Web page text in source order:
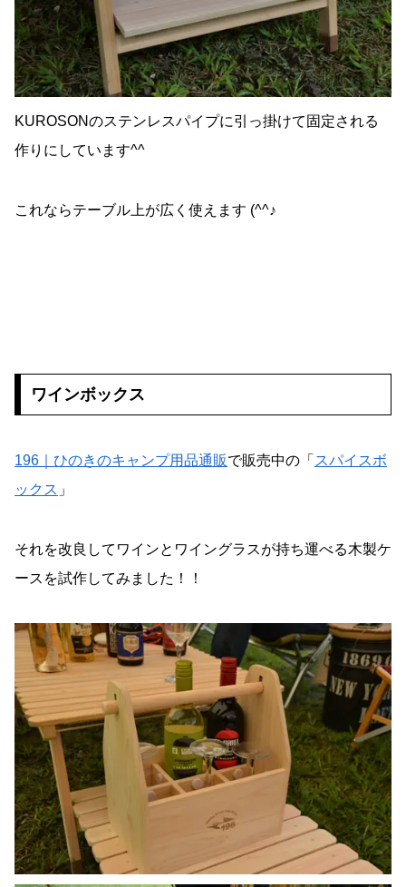
KUROSONのステンレスパイプに引っ掛けて固定される
作りにしています^^
これならテーブル上が広く使えます (^^♪
ワインボックス
196｜ひのきのキャンプ用品通販で販売中の「 スパイスボ
ックス 」
それを改良してワインとワイングラスが持ち運べる木製ケ
ースを試作してみました！！